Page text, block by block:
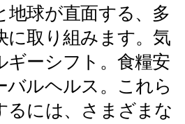
地球が直面する、多
に取り組みます。気
ギーシフト。食糧安
バルヘルス。これら
るには、さまざまな